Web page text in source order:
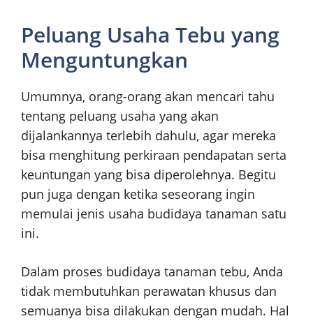
Peluang Usaha Tebu yang
Menguntungkan
Umumnya, orang-orang akan mencari tahu
tentang peluang usaha yang akan
dijalankannya terlebih dahulu, agar mereka
bisa menghitung perkiraan pendapatan serta
keuntungan yang bisa diperolehnya. Begitu
pun juga dengan ketika seseorang ingin
memulai jenis usaha budidaya tanaman satu
ini.
Dalam proses budidaya tanaman tebu, Anda
tidak membutuhkan perawatan khusus dan
semuanya bisa dilakukan dengan mudah. Hal